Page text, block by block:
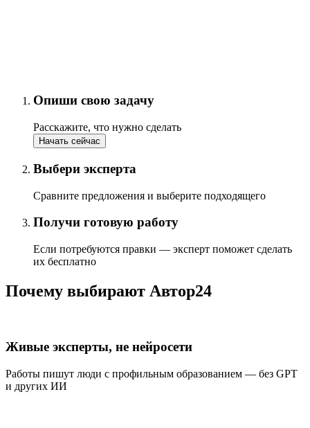
Опиши свою задачу
Расскажите, что нужно сделать
Начать сейчас
Выбери эксперта
Сравните предложения и выберите подходящего
Получи готовую работу
Если потребуются правки — эксперт поможет сделать
их бесплатно
Почему выбирают Автор24
Живые эксперты, не нейросети
Работы пишут люди с профильным образованием — без GPT
и других ИИ